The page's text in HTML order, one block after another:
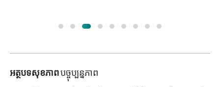
អត្ថបទសុខភាពបច្ចុប្បន្នភាព